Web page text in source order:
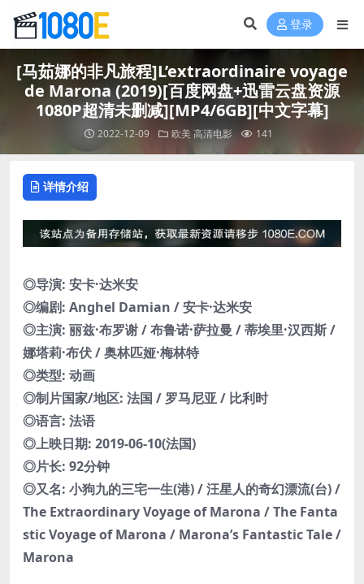
登录
[马茹娜的非凡旅程]L’extraordinaire voyage
de Marona (2019)[百度网盘+迅雷云盘资源
1080P超清未删减][MP4/6GB][中文字幕]
2022-12-09 欧美高清电影 141
详情介绍
◎导演: 安卡·达米安
◎编剧: Anghel Damian / 安卡·达米安
◎主演: 丽兹·布罗谢 / 布鲁诺·萨拉曼 / 蒂埃里·汉西斯 /
娜塔莉·布伏 / 奥林匹娅·梅林特
◎类型: 动画
◎制片国家/地区: 法国 / 罗马尼亚 / 比利时
◎语言: 法语
◎上映日期: 2019-06-10(法国)
◎片长: 92分钟
◎又名: 小狗九的三宅一生(港) / 汪星人的奇幻漂流(台) /
The Extraordinary Voyage of Marona / The Fanta
stic Voyage of Marona / Marona’s Fantastic Tale /
Marona